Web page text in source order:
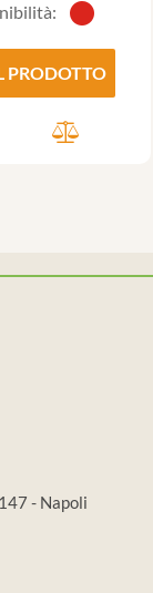
PRODOTTO
- Napoli